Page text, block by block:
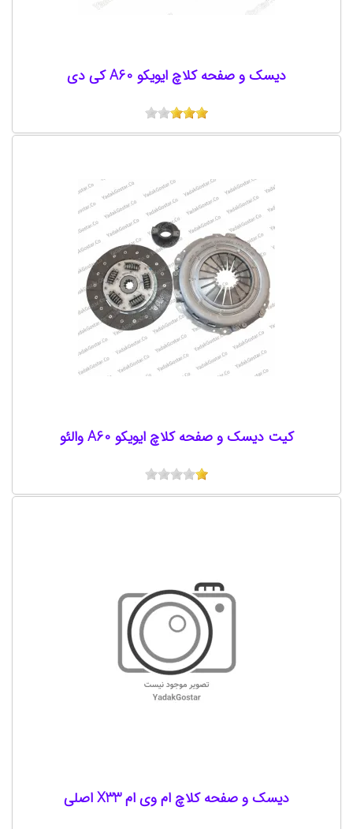
دیسک و صفحه کلاچ ایویکو A60 کی دی
کیت دیسک و صفحه کلاچ ایویکو A60 والئو
دیسک و صفحه کلاچ ام وی ام X33 اصلی